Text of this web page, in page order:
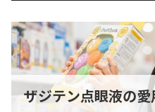
ザジテン点眼液の